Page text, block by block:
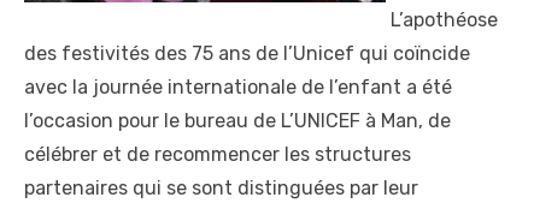
L’apothéose
des festivités des 75 ans de l’Unicef qui coïncide
avec la journée internationale de l’enfant a été
l’occasion pour le bureau de L’UNICEF à Man, de
célébrer et de recommencer les structures
partenaires qui se sont distinguées par leur